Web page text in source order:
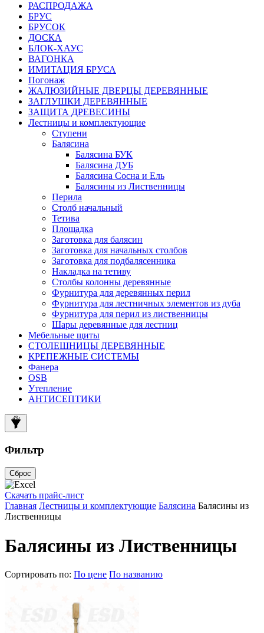
РАСПРОДАЖА
БРУС
БРУСОК
ДОСКА
БЛОК-ХАУС
ВАГОНКА
ИМИТАЦИЯ БРУСА
Погонаж
ЖАЛЮЗИЙНЫЕ ДВЕРЦЫ ДЕРЕВЯННЫЕ
ЗАГЛУШКИ ДЕРЕВЯННЫЕ
ЗАЩИТА ДРЕВЕСИНЫ
Лестницы и комплектующие
Ступени
Балясина
Балясина БУК
Балясина ДУБ
Балясина Сосна и Ель
Балясины из Лиственницы
Перила
Столб начальный
Тетива
Площадка
Заготовка для балясин
Заготовка для начальных столбов
Заготовка для подбалясенника
Накладка на тетиву
Столбы колонны деревянные
Фурнитура для деревянных перил
Фурнитура для лестничных элементов из дуба
Фурнитура для перил из лиственницы
Шары деревянные для лестниц
Мебельные щиты
СТОЛЕШНИЦЫ ДЕРЕВЯННЫЕ
КРЕПЕЖНЫЕ СИСТЕМЫ
Фанера
OSB
Утепление
АНТИСЕПТИКИ
Фильтр
Сброс
Скачать прайс-лист
Главная Лестницы и комплектующие Балясина Балясины из
Лиственницы
Балясины из Лиственницы
Сортировать по: По цене По названию